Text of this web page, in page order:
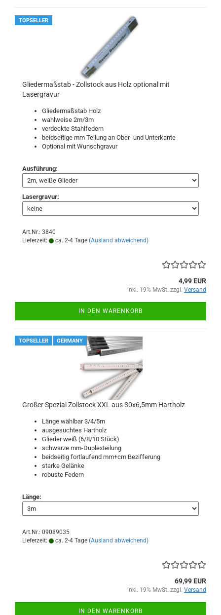
TOPSELLER
Gliedermaßstab - Zollstock aus Holz optional mit
Lasergravur
Gliedermaßstab Holz
wahlweise 2m/3m
verdeckte Stahlfedern
beidseitige mm Teilung an Ober- und Unterkante
Optional mit Wunschgravur
Ausführung:
Lasergravur:
Art.Nr.: 3840
Lieferzeit:
ca. 2-4 Tage (Ausland abweichend)
4,99 EUR
inkl. 19% MwSt. zzgl. Versand
IN DEN WARENKORB
TOPSELLER GERMANY
Großer Spezial Zollstock XXL aus 30x6,5mm Hartholz
Länge wählbar 3/4/5m
ausgesuchtes Hartholz
Glieder weiß (6/8/10 Stück)
schwarze mm-Duplexteilung
beidseitig fortlaufend mm+cm Bezifferung
starke Gelänke
robuste Federn
Länge:
Art.Nr.: 09089035
Lieferzeit:
ca. 2-4 Tage (Ausland abweichend)
69,99 EUR
inkl. 19% MwSt. zzgl. Versand
IN DEN WARENKORB